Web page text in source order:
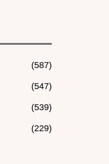
(587)
(547)
(539)
(229)